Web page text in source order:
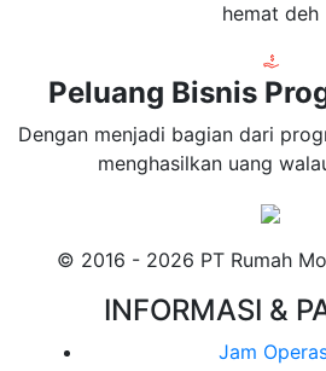
hemat deh
Peluang Bisnis
Dengan menjadi bagian dari
menghasilkan uang
© 2016 - 2026 PT Rumah
INFORMASI &
Jam